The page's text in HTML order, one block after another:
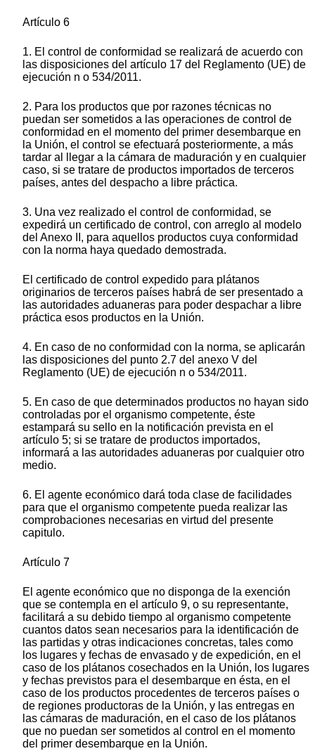
Artículo 6
1. El control de conformidad se realizará de acuerdo con
las disposiciones del artículo 17 del Reglamento (UE) de
ejecución n o 534/2011.
2. Para los productos que por razones técnicas no
puedan ser sometidos a las operaciones de control de
conformidad en el momento del primer desembarque en
la Unión, el control se efectuará posteriormente, a más
tardar al llegar a la cámara de maduración y en cualquier
caso, si se tratare de productos importados de terceros
países, antes del despacho a libre práctica.
3. Una vez realizado el control de conformidad, se
expedirá un certificado de control, con arreglo al modelo
del Anexo II, para aquellos productos cuya conformidad
con la norma haya quedado demostrada.
El certificado de control expedido para plátanos
originarios de terceros países habrá de ser presentado a
las autoridades aduaneras para poder despachar a libre
práctica esos productos en la Unión.
4. En caso de no conformidad con la norma, se aplicarán
las disposiciones del punto 2.7 del anexo V del
Reglamento (UE) de ejecución n o 534/2011.
5. En caso de que determinados productos no hayan sido
controladas por el organismo competente, éste
estampará su sello en la notificación prevista en el
artículo 5; si se tratare de productos importados,
informará a las autoridades aduaneras por cualquier otro
medio.
6. El agente económico dará toda clase de facilidades
para que el organismo competente pueda realizar las
comprobaciones necesarias en virtud del presente
capitulo.
Artículo 7
El agente económico que no disponga de la exención
que se contempla en el artículo 9, o su representante,
facilitará a su debido tiempo al organismo competente
cuantos datos sean necesarios para la identificación de
las partidas y otras indicaciones concretas, tales como
los lugares y fechas de envasado y de expedición, en el
caso de los plátanos cosechados en la Unión, los lugares
y fechas previstos para el desembarque en ésta, en el
caso de los productos procedentes de terceros países o
de regiones productoras de la Unión, y las entregas en
las cámaras de maduración, en el caso de los plátanos
que no puedan ser sometidos al control en el momento
del primer desembarque en la Unión.